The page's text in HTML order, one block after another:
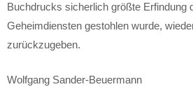
Buchdrucks sicherlich größte Erfindung
Geheimdiensten gestohlen wurde,
zurückzugeben.
Wolfgang Sander-Beuermann